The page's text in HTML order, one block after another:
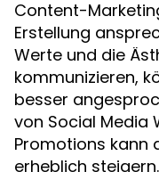
Content-
Erstellung
Werte und die
kommunizieren,
besser
von Social Media
Promotions kann
erheblich